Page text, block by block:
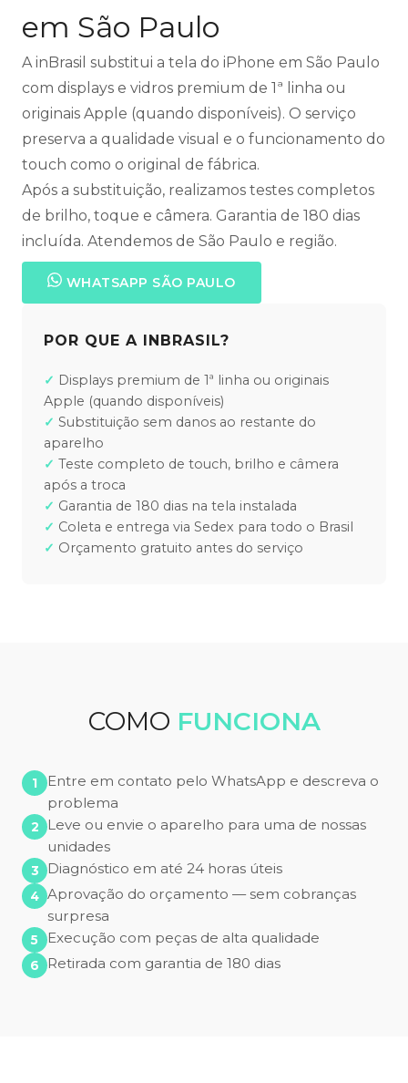
em São Paulo
A inBrasil substitui a tela do iPhone em São Paulo
com displays e vidros premium de 1ª linha ou
originais Apple (quando disponíveis). O serviço
preserva a qualidade visual e o funcionamento do
touch como o original de fábrica.
Após a substituição, realizamos testes completos
de brilho, toque e câmera. Garantia de 180 dias
incluída. Atendemos de São Paulo e região.
WHATSAPP SÃO PAULO
POR QUE A INBRASIL?
Displays premium de 1ª linha ou originais
Apple (quando disponíveis)
Substituição sem danos ao restante do
aparelho
Teste completo de touch, brilho e câmera
após a troca
Garantia de 180 dias na tela instalada
Coleta e entrega via Sedex para todo o Brasil
Orçamento gratuito antes do serviço
COMO FUNCIONA
Entre em contato pelo WhatsApp e descreva o
problema
Leve ou envie o aparelho para uma de nossas
unidades
Diagnóstico em até 24 horas úteis
Aprovação do orçamento — sem cobranças
surpresa
Execução com peças de alta qualidade
Retirada com garantia de 180 dias